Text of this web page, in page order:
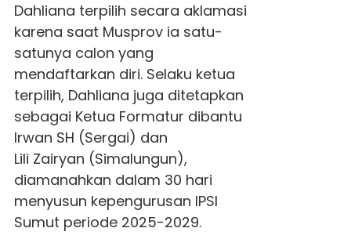
Dahliana terpilih secara aklamasi
karena saat Musprov ia satu-
satunya calon yang
mendaftarkan diri. Selaku ketua
terpilih, Dahliana juga ditetapkan
sebagai Ketua Formatur dibantu
Irwan SH (Sergai) dan
Lili Zairyan (Simalungun),
diamanahkan dalam 30 hari
menyusun kepengurusan IPSI
Sumut periode 2025-2029.